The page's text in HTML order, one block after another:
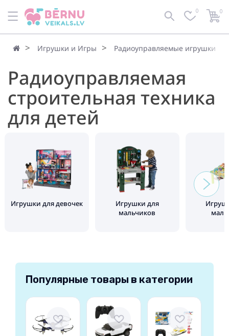
0 0
Игрушки и Игры Радиоуправляемые игрушки
Радиоуправляемая
строительная техника
для детей
Игрушки для девочек
Игрушки для
мальчиков
Популярные товары в категории